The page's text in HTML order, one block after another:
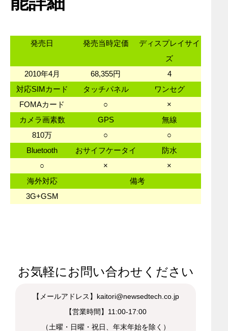
発売日 発売当時定価
ディスプレイサイ
ズ
2010年4月
68,355円
4
対応SIMカード
タッチパネル
ワンセグ
FOMAカード
○
×
カメラ画素数
GPS
無線
810万
○
○
Bluetooth
おサイフケータイ
防水
○
×
×
海外対応
備考
3G+GSM
お気軽にお問い合わせください
【メールアドレス】kaitori@newsedtech.co.jp
【営業時間】11:00-17:00
（土曜・日曜・祝日、年末年始を除く）